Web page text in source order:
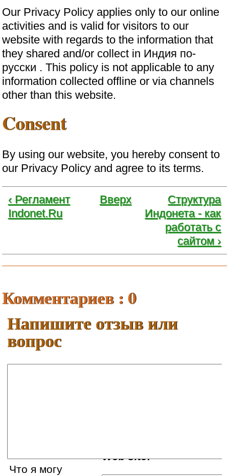
Our Privacy Policy applies only to our online
activities and is valid for visitors to our
website with regards to the information that
they shared and/or collect in Индия по-
русски . This policy is not applicable to any
information collected offline or via channels
other than this website.
Consent
By using our website, you hereby consent to
our Privacy Policy and agree to its terms.
‹ Регламент
Indonet.Ru
Вверх
Структура
Индонета - как
работать с
сайтом ›
Комментариев : 0
Напишите отзыв или
вопрос
Web site:
Что я могу